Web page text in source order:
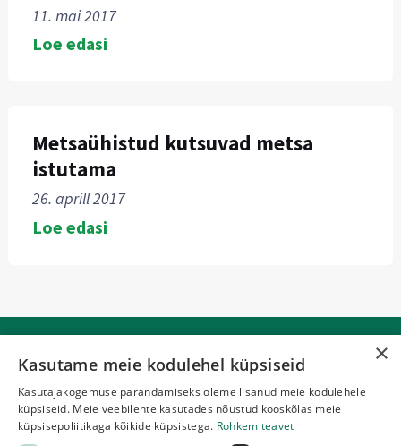
11. mai 2017
Loe edasi
Metsaühistud kutsuvad metsa
istutama
26. aprill 2017
Loe edasi
Võrumaa Metsaühistu MTÜ
×
Kasutame meie kodulehel küpsiseid
Kasutajakogemuse parandamiseks oleme lisanud meie kodulehele
küpsiseid. Meie veebilehte kasutades nõustud kooskõlas meie
küpsisepoliitikaga kõikide küpsistega. Rohkem teavet